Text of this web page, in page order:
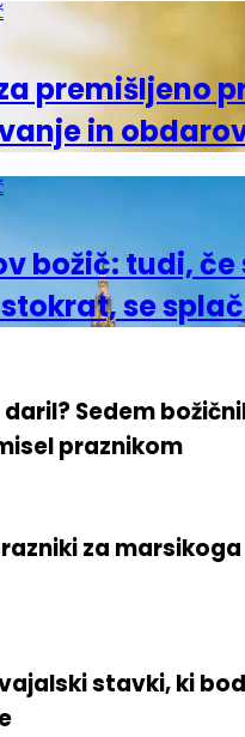
premišljeno
in
božič: tudi, če
se
daril? Sedem
praznikom
za
stavki, ki